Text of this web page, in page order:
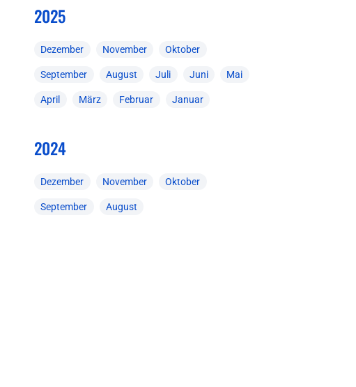
2025
Dezember November Oktober
September August Juli Juni Mai
April März Februar Januar
2024
Dezember November Oktober
September August